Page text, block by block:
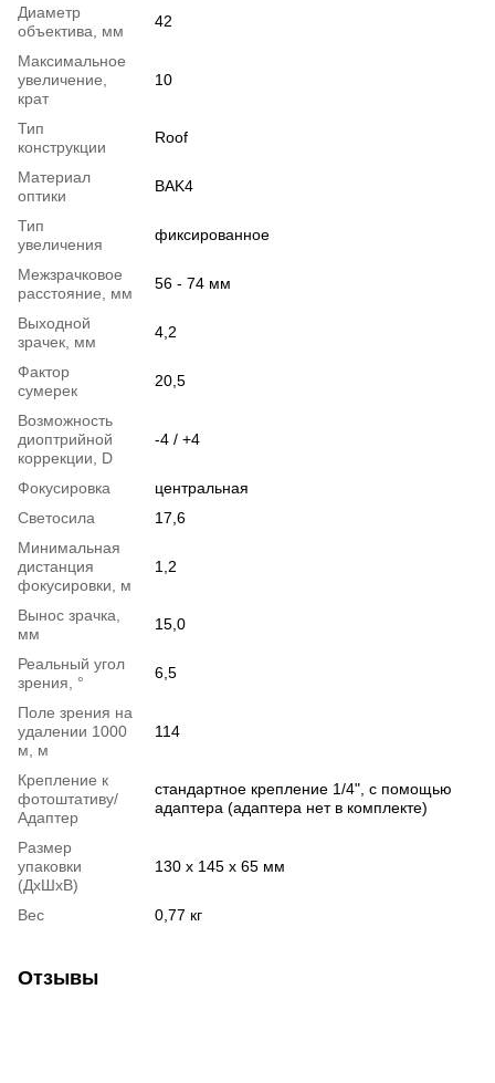
Диаметр
объектива, мм
42
Максимальное
увеличение,
крат
10
Тип
конструкции
Roof
Материал
оптики
BAK4
Тип
увеличения
фиксированное
Межзрачковое
расстояние, мм
56 - 74 мм
Выходной
зрачек, мм
4,2
Фактор
сумерек
20,5
Возможность
диоптрийной
коррекции, D
-4 / +4
Фокусировка
центральная
Светосила
17,6
Минимальная
дистанция
фокусировки, м
1,2
Вынос зрачка,
мм
15,0
Реальный угол
зрения, °
6,5
Поле зрения на
удалении 1000
м, м
114
Крепление к
фотоштативу/
Адаптер
стандартное крепление 1/4", с помощью
адаптера (адаптера нет в комплекте)
Размер
упаковки
(ДхШхВ)
130 x 145 x 65 мм
Вес 0,77 кг
Отзывы